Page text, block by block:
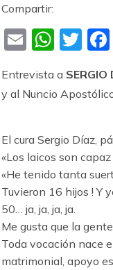
Compartir:
Email
Entrevista a
y al Nuncio
El cura Sergio Díaz,
«Los laicos son
«He tenido tanta
Tuvieron 16 hijos ! Y
50… ja, ja, ja, ja.
Me gusta que la
Toda vocación nace
matrimonial, apoyo